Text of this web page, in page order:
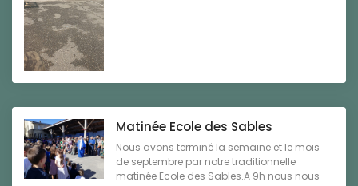
Matinée Ecole des Sables
Nous avons terminé la semaine et le mois
de septembre par notre traditionnelle
matinée Ecole des Sables.A 9h nous nous